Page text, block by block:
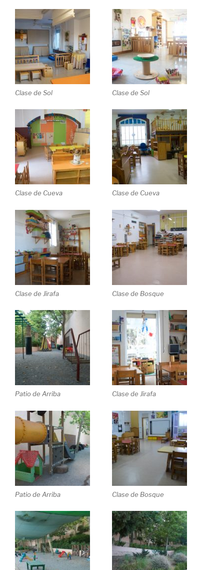
Clase de Sol Clase de Sol
Clase de Cueva Clase de Cueva
Clase de Jirafa Clase de Bosque
Patio de Arriba Clase de Jirafa
Patio de Arriba Clase de Bosque